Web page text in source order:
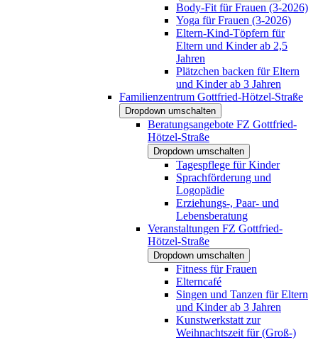
Body-Fit für Frauen (3-2026)
Yoga für Frauen (3-2026)
Eltern-Kind-Töpfern für
Eltern und Kinder ab 2,5
Jahren
Plätzchen backen für Eltern
und Kinder ab 3 Jahren
Familienzentrum Gottfried-Hötzel-Straße
Dropdown umschalten
Beratungsangebote FZ Gottfried-
Hötzel-Straße
Dropdown umschalten
Tagespflege für Kinder
Sprachförderung und
Logopädie
Erziehungs-, Paar- und
Lebensberatung
Veranstaltungen FZ Gottfried-
Hötzel-Straße
Dropdown umschalten
Fitness für Frauen
Elterncafé
Singen und Tanzen für Eltern
und Kinder ab 3 Jahren
Kunstwerkstatt zur
Weihnachtszeit für (Groß-)